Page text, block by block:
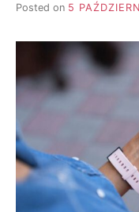
Posted on 5